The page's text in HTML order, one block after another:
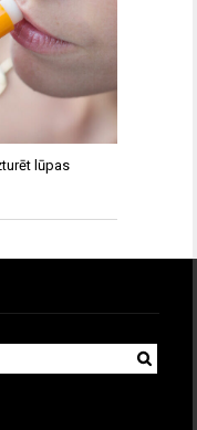
lūpas